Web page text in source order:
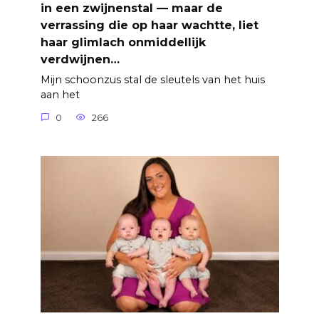
in een zwijnenstal — maar de
verrassing die op haar wachtte, liet
haar glimlach onmiddellijk
verdwijnen…
Mijn schoonzus stal de sleutels van het huis
aan het
0 266